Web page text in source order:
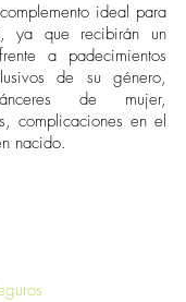
ideal para
ya que recibirán un
a padecimientos
de su género,
de mujer,
complicaciones en el
nacido.